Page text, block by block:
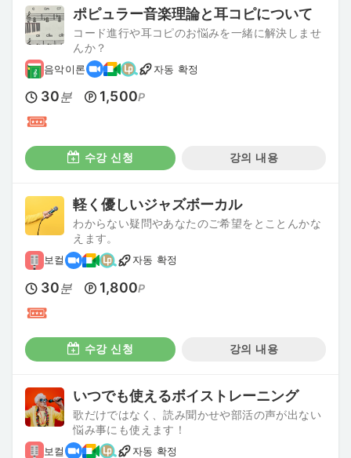
ポピュラー音楽理論と耳コピについて
コード進行や耳コピのお悩みを一緒に解決しませ
んか？
음악이론 자동 확정
30분 1,500P
수강 신청 강의 내용
軽く優しいジャズボーカル
わからない疑問やあなたのご希望をとことんかな
えます。
보컬 자동 확정
30분 1,800P
수강 신청 강의 내용
いつでも使えるボイストレーニング
歌だけではなく、読み聞かせや部活の声が出ない
悩み事にも使えます！
보컬 자동 확정